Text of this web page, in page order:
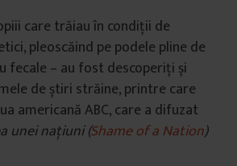
care trăiau în condiții de
pleoscăind pe podele pline de
fecale – au fost descoperiți și
de știri străine, printre care
americană ABC, care a difuzat
unei națiuni(Shame of a Nation)